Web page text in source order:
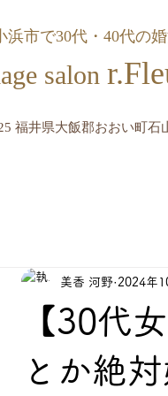
浜市で30代・40代の
salon
福井県大飯郡おおい町
【30代
とか絶
美香 河野 2024年